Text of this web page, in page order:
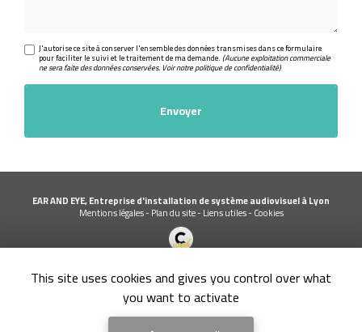
J'autorise ce site à conserver l'ensemble des données transmises dans ce formulaire
pour faciliter le suivi et le traitement de ma demande. (Aucune exploitation commerciale
ne sera faite des données conservées. Voir notrepolitique de confidentialité)
EAR AND EYE, Entreprise d'installation de système audiovisuel à Lyon
Mentions légales-Plan du site-Liens utiles-Cookies
Demande de Devis
This site uses cookies and gives you control over what
you want to activate